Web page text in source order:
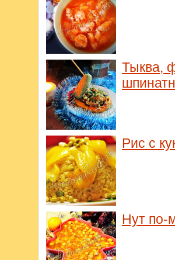
Тыква,
Рис с
Нут по-